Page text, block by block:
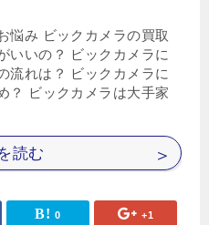
悩み ビックカメラの買取
いいの？ ビックカメラに
流れは？ ビックカメラに
？ ビックカメラは大手家
読む
0 +1